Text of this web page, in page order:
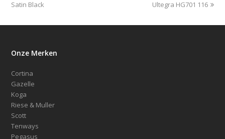
post:
Satin Black
Ultegra HG701 116
Onze Merken
Cortina
Gazelle
Koga
Riese & Muller
Scott
Tenways
Pegasus